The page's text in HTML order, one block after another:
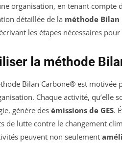
organisation, en tenant compte
détaillée de la méthode Bilan
les étapes nécessaires
la méthode
Bilan Carbone® est motivée
Chaque activité, qu’elle
génère des émissions de GES.
de lutte contre le changement
peuvent non seulement